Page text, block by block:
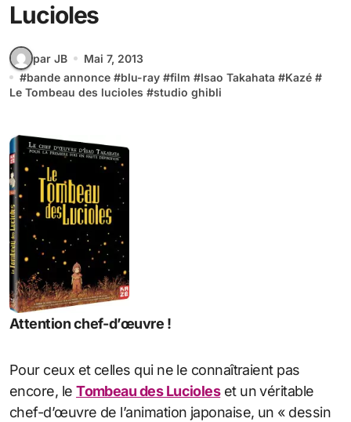
Lucioles
par JB
Mai 7, 2013
#bande annonce #blu-ray #film #Isao Takahata #Kazé #
Le Tombeau des lucioles #studio ghibli
Attention chef-d’œuvre !
Pour ceux et celles qui ne le connaîtraient pas
encore, leTombeau des Lucioleset un véritable
chef-d’œuvre de l’animation japonaise, un « dessin